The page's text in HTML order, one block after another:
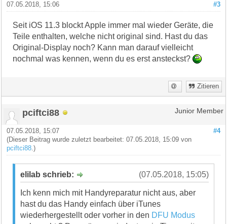
#3
07.05.2018, 15:06
Seit iOS 11.3 blockt Apple immer mal wieder Geräte, die
Teile enthalten, welche nicht original sind. Hast du das
Original-Display noch? Kann man darauf vielleicht
nochmal was kennen, wenn du es erst ansteckst?
Zitieren
pciftci88 Junior Member
#4
07.05.2018, 15:07
(Dieser Beitrag wurde zuletzt bearbeitet: 07.05.2018, 15:09 von
pciftci88 .)
(07.05.2018, 15:05)
elilab schrieb:
Ich kenn mich mit Handyreparatur nicht aus, aber
hast du das Handy einfach über iTunes
wiederhergestellt oder vorher in den DFU Modus